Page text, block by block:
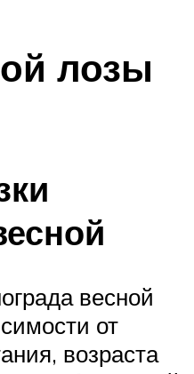
лозы
весной
от
возраста